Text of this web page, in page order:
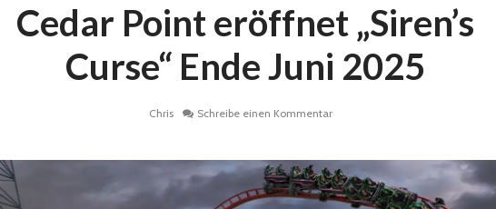
Cedar Point eröffnet „Siren’s
Curse“ Ende Juni 2025
Chris Schreibe einen Kommentar